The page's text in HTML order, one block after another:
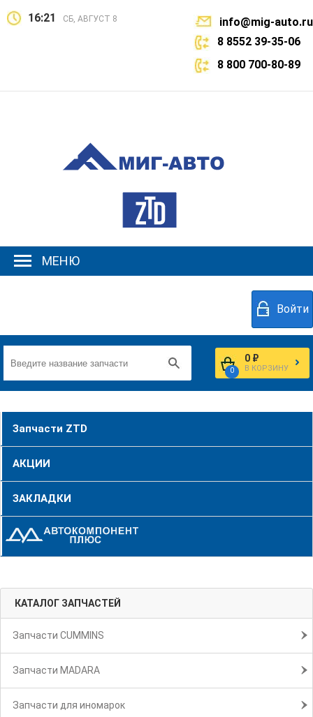
16:21 СБ, АВГУСТ 8
info@mig-auto.ru
8 8552 39-35-06
8 800 700-80-89
МЕНЮ
Войти
0
0 ₽
В КОРЗИНУ
Запчасти ZTD
АКЦИИ
ЗАКЛАДКИ
КАТАЛОГ ЗАПЧАСТЕЙ
Запчасти CUMMINS
Запчасти MADARA
Запчасти для иномарок